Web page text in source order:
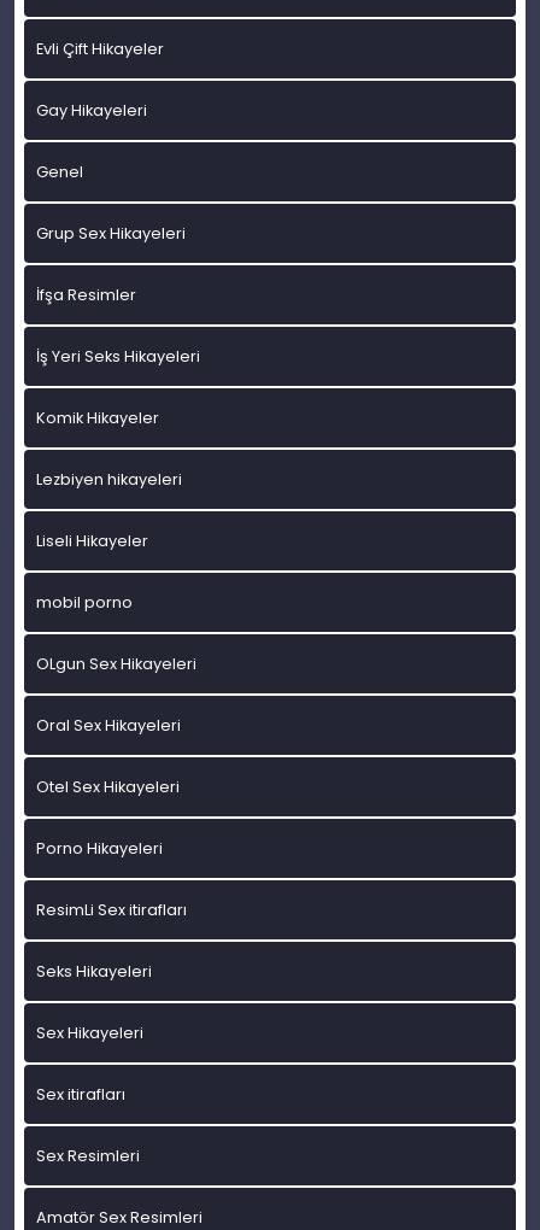
Evli Çift Hikayeler
Gay Hikayeleri
Genel
Grup Sex Hikayeleri
İfşa Resimler
İş Yeri Seks Hikayeleri
Komik Hikayeler
Lezbiyen hikayeleri
Liseli Hikayeler
mobil porno
OLgun Sex Hikayeleri
Oral Sex Hikayeleri
Otel Sex Hikayeleri
Porno Hikayeleri
ResimLi Sex itirafları
Seks Hikayeleri
Sex Hikayeleri
Sex itirafları
Sex Resimleri
Amatör Sex Resimleri